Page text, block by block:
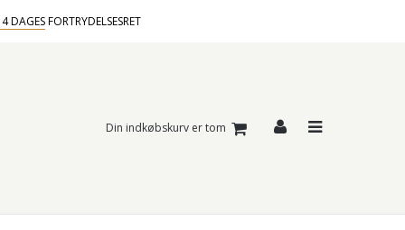
DAGESFORTRYDELSESRET
Din indkøbskurv er tom